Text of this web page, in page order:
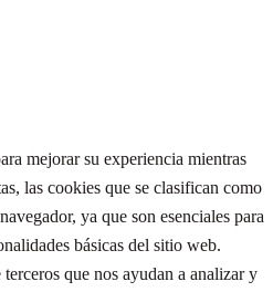
mejorar su experiencia mientras
las cookies que se clasifican como
ya que son esenciales para
básicas del sitio web.
que nos ayudan a analizar y